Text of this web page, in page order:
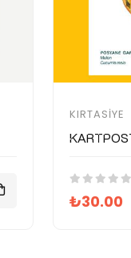
KIRTASIYE
₺30.00